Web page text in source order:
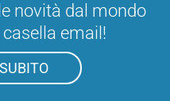
novità dal mondo
email!